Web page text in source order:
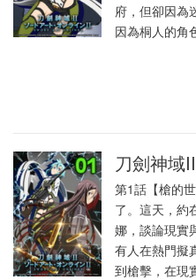
府，但卻因為
因為桐人的角
刀劍神域
第1話【槍的
了。這天，約
娜，談論現實
有人在熱門擬
到槍擊，在現